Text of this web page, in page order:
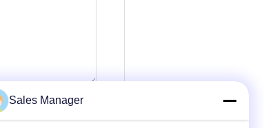
Tiếp xúc
Sales Manager